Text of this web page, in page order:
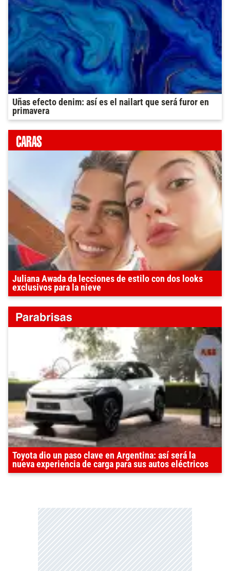
Uñas efecto denim: así es el nailart que será furor en
primavera
Juliana Awada da lecciones de estilo con dos looks
exclusivos para la nieve
Toyota dio un paso clave en Argentina: así será la
nueva experiencia de carga para sus autos eléctricos